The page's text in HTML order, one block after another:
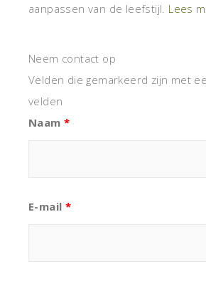
aanpassen van de leefstijl. Lees
Neem contact op
Velden die gemarkeerd zijn met
velden
Naam *
E-mail *